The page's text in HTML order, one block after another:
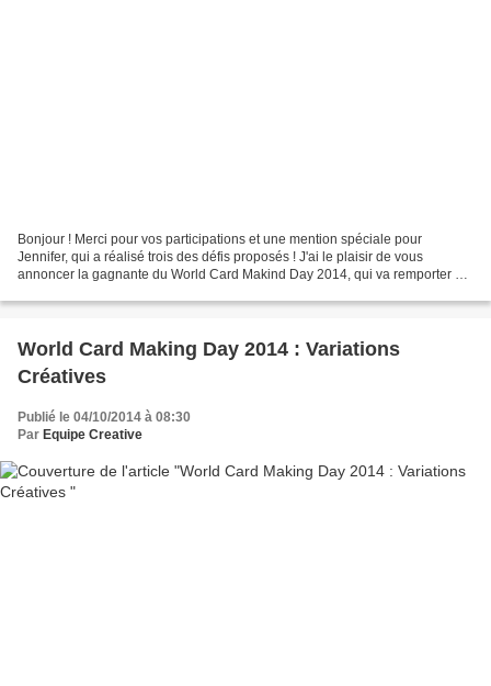
Bonjour ! Merci pour vos participations et une mention spéciale pour
Jennifer, qui a réalisé trois des défis proposés ! J'ai le plaisir de vous
annoncer la gagnante du World Card Makind Day 2014, qui va remporter un
World Card Making Day 2014 : Variations
Créatives
Publié le 04/10/2014 à 08:30
Par Equipe Creative